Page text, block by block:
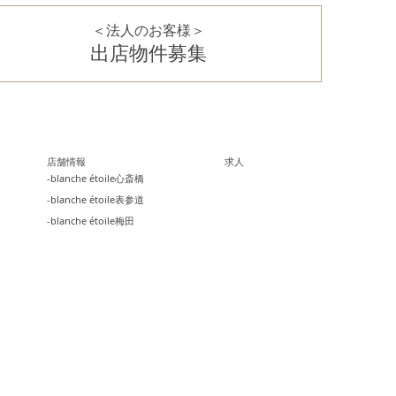
＜法人のお客様＞
出店物件募集
店舗情報
-blanche étoile心斎橋
-blanche étoile表参道
-blanche étoile梅田
求人